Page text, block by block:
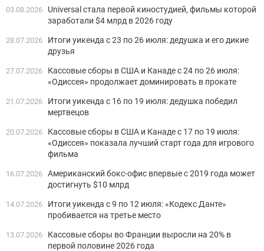
03.08.2026
Universal стала первой киностудией, фильмы которой
заработали $4 млрд в 2026 году
28.07.2026
Итоги уикенда с 23 по 26 июля: дедушка и его дикие
друзья
27.07.2026
Кассовые сборы в США и Канаде с 24 по 26 июля:
«Одиссея» продолжает доминировать в прокате
21.07.2026
Итоги уикенда с 16 по 19 июля: дедушка победил
мертвецов
20.07.2026
Кассовые сборы в США и Канаде с 17 по 19 июля:
«Одиссея» показала лучший старт года для игрового
фильма
16.07.2026 Американский бокс-офис впервые с 2019 года может
достигнуть $10 млрд
14.07.2026
Итоги уикенда с 9 по 12 июля: «Кодекс Данте»
пробивается на третье место
13.07.2026
Кассовые сборы во Франции выросли на 20% в
первой половине 2026 года